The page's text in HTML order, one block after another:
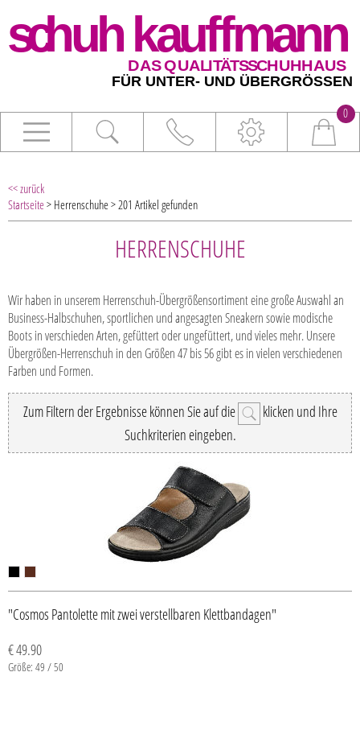
0
<< zurück
Startseite> Herrenschuhe > 201 Artikel gefunden
HERRENSCHUHE
Wir haben in unserem Herrenschuh-Übergrößensortiment eine große Auswahl an
Business-Halbschuhen, sportlichen und angesagten Sneakern sowie modische
Boots in verschieden Arten, gefüttert oder ungefüttert, und vieles mehr. Unsere
Übergrößen-Herrenschuh in den Größen 47 bis 56 gibt es in vielen verschiedenen
Farben und Formen.
Zum Filtern der Ergebnisse können Sie auf die
klicken und Ihre
Suchkriterien eingeben.
"Cosmos Pantolette mit zwei verstellbaren Klettbandagen"
€ 49.90
Größe: 49 / 50